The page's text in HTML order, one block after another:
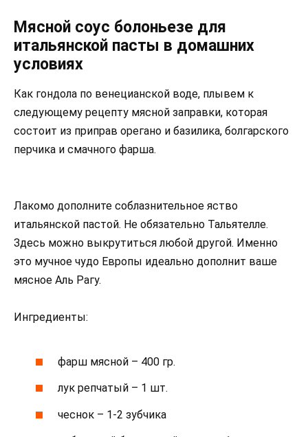
Мясной соус болоньезе для
итальянской пасты в домашних
условиях
Как гондола по венецианской воде, плывем к
следующему рецепту мясной заправки, которая
состоит из приправ орегано и базилика, болгарского
перчика и смачного фарша.
Лакомо дополните соблазнительное яство
итальянской пастой. Не обязательно Тальятелле.
Здесь можно выкрутиться любой другой. Именно
это мучное чудо Европы идеально дополнит ваше
мясное Аль Рагу.
Ингредиенты:
фарш мясной – 400 гр.
лук репчатый – 1 шт.
чеснок – 1-2 зубчика